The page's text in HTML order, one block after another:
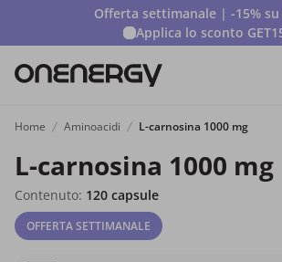
Offerta settimanale | -15%
Applica lo sconto
Home Aminoacidi L-carnosina 1000 mg
L-carnosina 1000 mg
Contenuto: 120 capsule
OFFERTA SETTIMANALE